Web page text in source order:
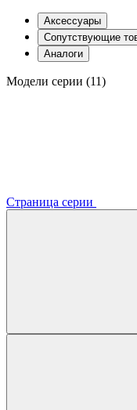
Аксессуары
Сопутствующие
Аналоги
Модели серии (11)
Страница серии